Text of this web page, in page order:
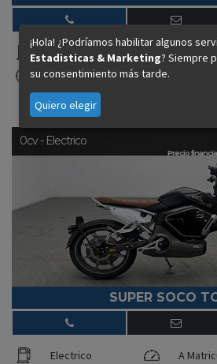
Electrico A
Automatico
Precio
0cv - Electrico
SUPER SOCO
Electrico A
¡Hola! ¿Podríamos habilitar algunos
Estadisticas & Marketing? Siempre
su consentimiento más tarde.
Quiero elegir